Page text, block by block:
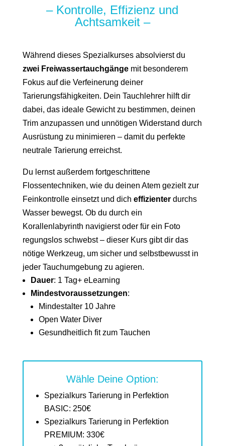
– Kontrolle, Effizienz und
Achtsamkeit –
Während dieses Spezialkurses absolvierst du
zwei Freiwassertauchgängemit besonderem
Fokus auf die Verfeinerung deiner
Tarierungsfähigkeiten. Dein Tauchlehrer hilft dir
dabei, das ideale Gewicht zu bestimmen, deinen
Trim anzupassen und unnötigen Widerstand durch
Ausrüstung zu minimieren – damit du perfekte
neutrale Tarierung erreichst.
Du lernst außerdem fortgeschrittene
Flossentechniken, wie du deinen Atem gezielt zur
Feinkontrolle einsetzt und dich effizienterdurchs
Wasser bewegst. Ob du durch ein
Korallenlabyrinth navigierst oder für ein Foto
regungslos schwebst – dieser Kurs gibt dir das
nötige Werkzeug, um sicher und selbstbewusst in
jeder Tauchumgebung zu agieren.
Dauer: 1 Tag+ eLearning
Mindestvoraussetzungen:
Mindestalter 10 Jahre
Open Water Diver
Gesundheitlich fit zum Tauchen
Wähle Deine Option:
Spezialkurs Tarierung in Perfektion
BASIC: 250€
Spezialkurs Tarierung in Perfektion
PREMIUM: 330€